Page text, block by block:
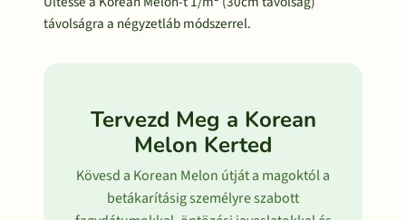
távolságra a négyzetláb módszerrel.
Tervezd Meg a Korean
Melon Kerted
Kövesd a Korean Melon útját a magoktól a
betákarításig személyre szabott